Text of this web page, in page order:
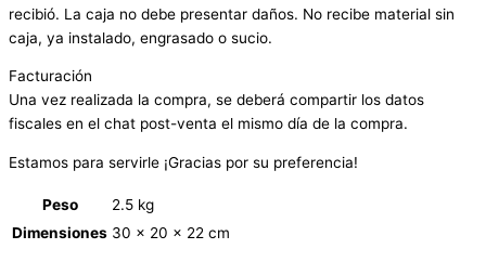
recibió. La caja no debe presentar daños. No recibe material sin
caja, ya instalado, engrasado o sucio.
Facturación
Una vez realizada la compra, se deberá compartir los datos
fiscales en el chat post-venta el mismo día de la compra.
Estamos para servirle ¡Gracias por su preferencia!
Peso
2.5 kg
Dimensiones 30 × 20 × 22 cm